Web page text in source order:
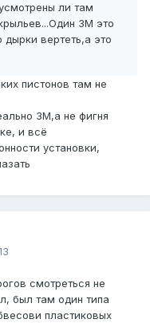
ли там
3М это
вертеть,а это
пистонов там не
3М,а не фигня
и всё
установки,
смотреться не
был там один типа
пластиковых